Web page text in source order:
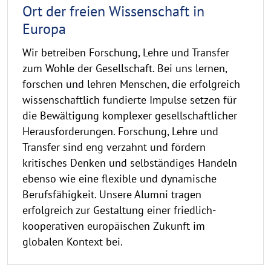
Ort der freien Wissenschaft in
Europa
Wir betreiben Forschung, Lehre und Transfer
zum Wohle der Gesellschaft. Bei uns lernen,
forschen und lehren Menschen, die erfolgreich
wissenschaftlich fundierte Impulse setzen für
die Bewältigung komplexer gesellschaftlicher
Herausforderungen. Forschung, Lehre und
Transfer sind eng verzahnt und fördern
kritisches Denken und selbständiges Handeln
ebenso wie eine flexible und dynamische
Berufsfähigkeit. Unsere Alumni tragen
erfolgreich zur Gestaltung einer friedlich-
kooperativen europäischen Zukunft im
globalen Kontext bei.